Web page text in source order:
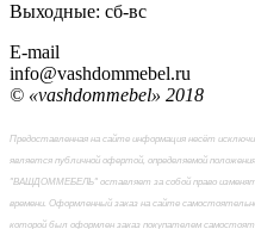
Выходные: сб-вc
E-mail
info@vashdommebel.ru
© «vashdommebel» 2018
Предоставленная на сайте информация несёт
является публичной офертой, определяемой
"ВАШДОММЕБЕЛЬ" оставляет за собой право
времени. Оформленный заказ на сайте
которой был оформлен заказ покупателем